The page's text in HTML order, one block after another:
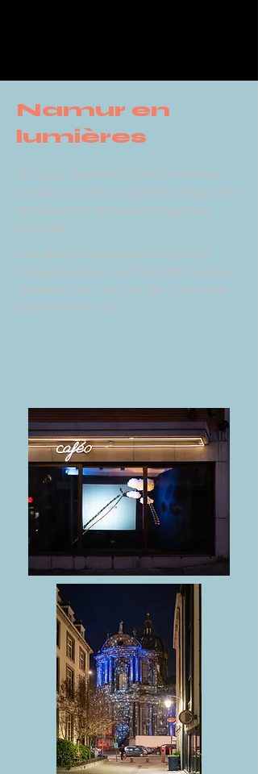
Namur en
lumières
En 2020 , durant le COVID, la Ville de
Namur a lancé un marché publique afin
de décorer la ville durant la période
hivernale.
Afin de combiner tout les esprits et
toutes les idées, MadCAt s'est associé à
"Superbe" et " Life for Life". C'est ainsi
qu'est née la CLIC.